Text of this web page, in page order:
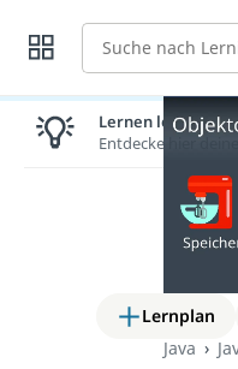
Suche
Lernplan
Java
Lernen lohnt sich!
Entdecke hier deine